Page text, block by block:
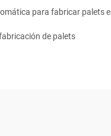
para fabricar palets
de palets